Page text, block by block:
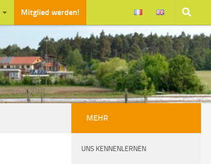
Mitglied werden!
MEHR
UNS KENNENLERNEN